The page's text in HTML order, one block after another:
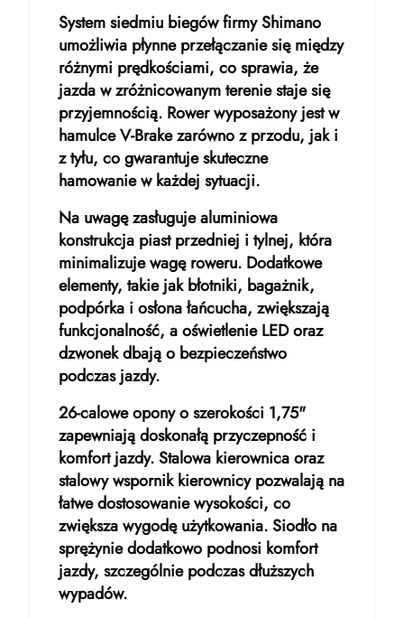
System siedmiu biegów firmy Shimano
umożliwia płynne przełączanie się między
różnymi prędkościami, co sprawia, że
jazda w zróżnicowanym terenie staje się
przyjemnością. Rower wyposażony jest w
hamulce V-Brake zarówno z przodu, jak i
z tyłu, co gwarantuje skuteczne
hamowanie w każdej sytuacji.
Na uwagę zasługuje aluminiowa
konstrukcja piast przedniej i tylnej, która
minimalizuje wagę roweru. Dodatkowe
elementy, takie jak błotniki, bagażnik,
podpórka i osłona łańcucha, zwiększają
funkcjonalność, a oświetlenie LED oraz
dzwonek dbają o bezpieczeństwo
podczas jazdy.
26-calowe opony o szerokości 1,75"
zapewniają doskonałą przyczepność i
komfort jazdy. Stalowa kierownica oraz
stalowy wspornik kierownicy pozwalają na
łatwe dostosowanie wysokości, co
zwiększa wygodę użytkowania. Siodło na
sprężynie dodatkowo podnosi komfort
jazdy, szczególnie podczas dłuższych
wypadów.